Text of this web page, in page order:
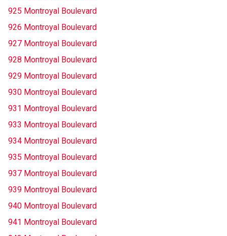
925 Montroyal Boulevard
926 Montroyal Boulevard
927 Montroyal Boulevard
928 Montroyal Boulevard
929 Montroyal Boulevard
930 Montroyal Boulevard
931 Montroyal Boulevard
933 Montroyal Boulevard
934 Montroyal Boulevard
935 Montroyal Boulevard
937 Montroyal Boulevard
939 Montroyal Boulevard
940 Montroyal Boulevard
941 Montroyal Boulevard